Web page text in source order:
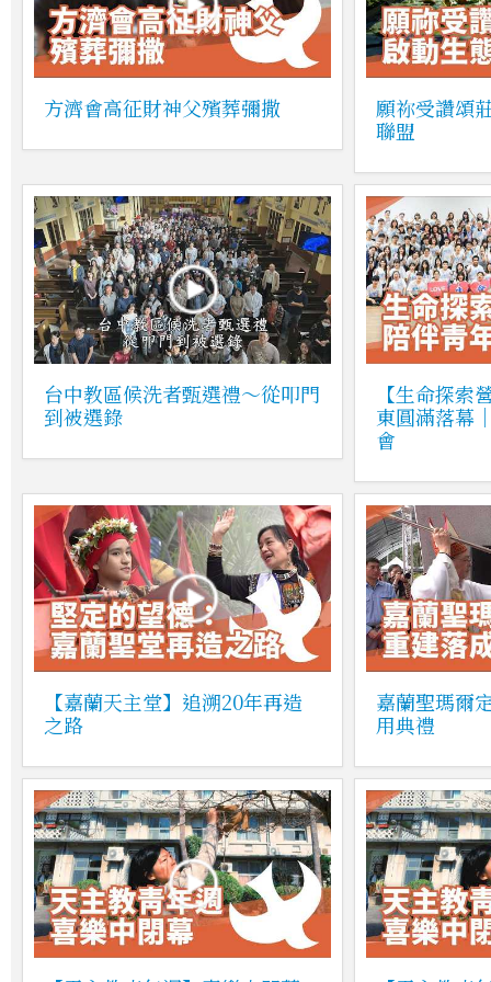
方濟會高征財神父殯葬彌撒
願祢受讚頌
聯盟
台中教區候洗者甄選禮～從叩門
到被選錄
【生命探索
東圓滿落幕
會
【嘉蘭天主堂】追溯20年再造
之路
嘉蘭聖瑪爾
用典禮